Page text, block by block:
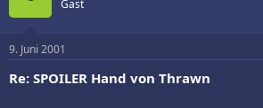
Gast
9. Juni 2001
Re: SPOILER Hand von Thrawn